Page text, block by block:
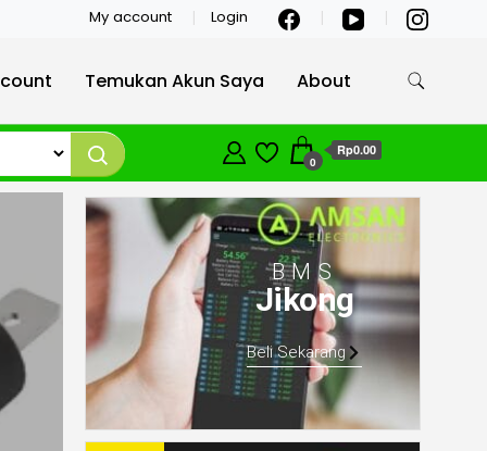
My account Login
Temukan Akun Saya About
0
Rp0.00
BMS
Jikong
Beli Sekarang